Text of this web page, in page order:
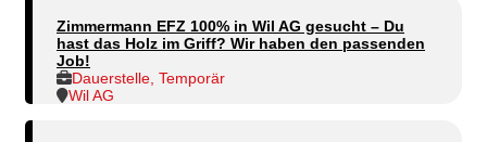
Zimmermann EFZ 100% in Wil AG gesucht – Du
hast das Holz im Griff? Wir haben den passenden
Job!
Dauerstelle, Temporär
Wil AG